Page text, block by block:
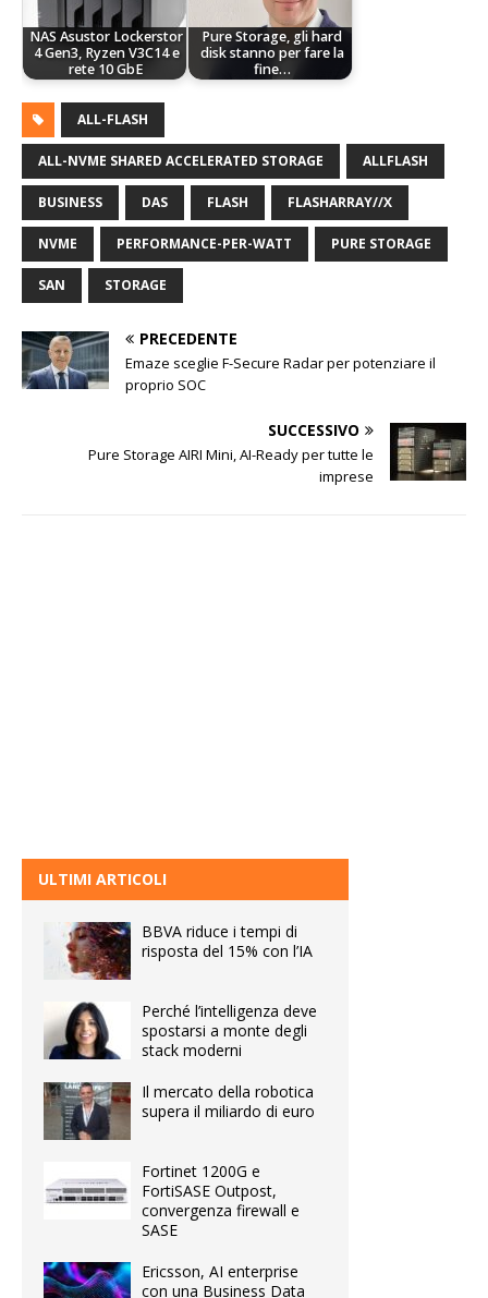
NAS Asustor Lockerstor
4 Gen3, Ryzen V3C14 e
rete 10 GbE
Pure Storage, gli hard
disk stanno per fare la
fine…
ALL-FLASH
ALL-NVME SHARED ACCELERATED STORAGE ALLFLASH
BUSINESS DAS FLASH FLASHARRAY//X
NVME PERFORMANCE-PER-WATT PURE STORAGE
SAN STORAGE
PRECEDENTE
Emaze sceglie F-Secure Radar per potenziare il
proprio SOC
SUCCESSIVO
Pure Storage AIRI Mini, AI-Ready per tutte le
imprese
ULTIMI ARTICOLI
BBVA riduce i tempi di
risposta del 15% con l’IA
Perché l’intelligenza deve
spostarsi a monte degli
stack moderni
Il mercato della robotica
supera il miliardo di euro
Fortinet 1200G e
FortiSASE Outpost,
convergenza firewall e
SASE
Ericsson, AI enterprise
con una Business Data